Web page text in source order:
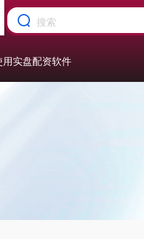
实盘配资软件